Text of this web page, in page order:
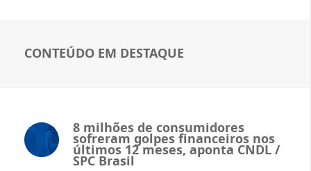
CONTEÚDO EM DESTAQUE
8 milhões de consumidores
sofreram golpes financeiros nos
últimos 12 meses, aponta CNDL /
SPC Brasil